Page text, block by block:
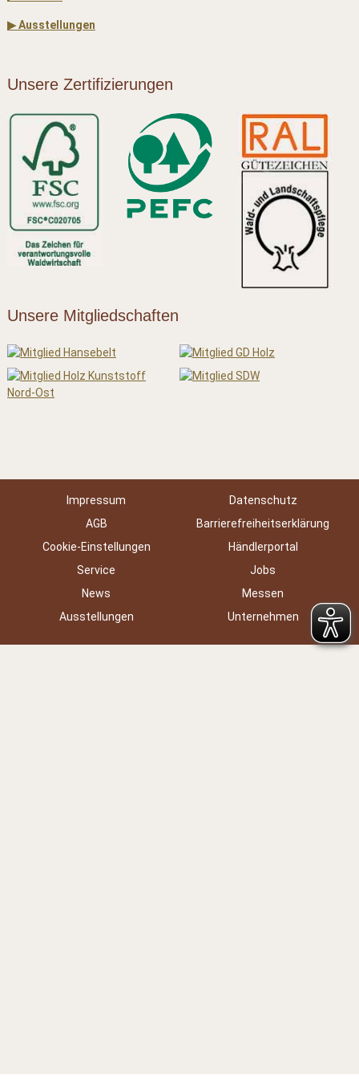
▶ Ausstellungen
Unsere Zertifizierungen
Unsere Mitgliedschaften
Impressum
Datenschutz
AGB
Barrierefreiheitserklärung
Cookie-Einstellungen
Händlerportal
Service
Jobs
News
Messen
Ausstellungen
Unternehmen